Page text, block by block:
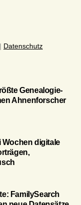
| Datenschutz
Genealogie-
Ahnenforscher
Wochen digitale
FamilySearch